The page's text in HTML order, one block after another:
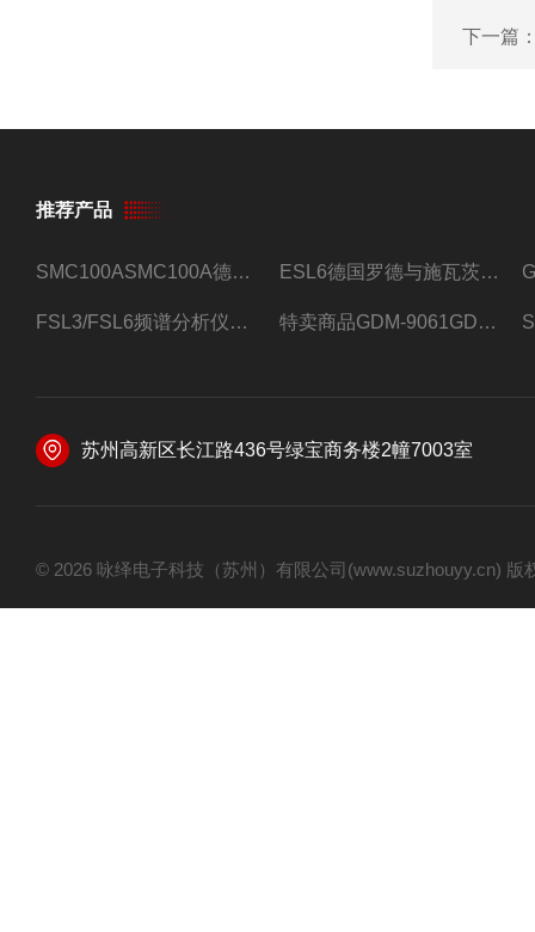
下一篇
推荐产品
SMC100ASMC100A德国罗德与施瓦茨射频信号源 ESL6德国罗德与施瓦茨预认证EMI接收机
FSL3/FSL6频谱分析仪FSL3/FSL6罗德与施瓦茨 特卖商品GDM-9061GDM-9061台式万用表
苏州高新区长江路436号绿宝商务楼2幢7003室
© 2026 咏绎电子科技（苏州）有限公司(www.suzhouyy.cn)